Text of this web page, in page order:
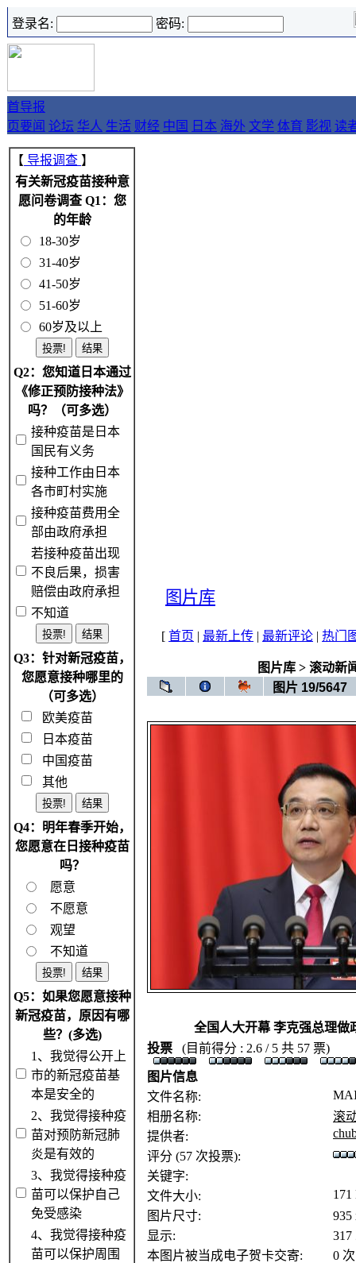
登录名: 密码:
首
页
导报
要闻 论坛 华人 生活 财经 中国 日本 海外 文学 体育 影视 读
【 导报调查 】
有关新冠疫苗接种意
愿问卷调查 Q1：您
的年龄
18-30岁
31-40岁
41-50岁
51-60岁
60岁及以上
Q2：您知道日本通过
《修正预防接种法》
吗？（可多选）
接种疫苗是日本
国民有义务
接种工作由日本
各市町村实施
接种疫苗费用全
部由政府承担
若接种疫苗出现
不良后果，损害
赔偿由政府承担
不知道
Q3：针对新冠疫苗，
您愿意接种哪里的
（可多选）
欧美疫苗
日本疫苗
中国疫苗
其他
Q4：明年春季开始，
您愿意在日接种疫苗
吗？
愿意
不愿意
观望
不知道
Q5：如果您愿意接种
新冠疫苗，原因有哪
些？(多选)
1、我觉得公开上
市的新冠疫苗基
本是安全的
2、我觉得接种疫
苗对预防新冠肺
炎是有效的
3、我觉得接种疫
苗可以保护自己
免受感染
4、我觉得接种疫
苗可以保护周围
图片库
[ 首页 | 最新上传 | 最新评论 | 热门
图片库> 滚动新
图片 19/5647
全国人大开幕 李克强总理做
投票
(目前得分 : 2.6 / 5 共 57 票)
图片信息
文件名称:
相册名称:
滚
提供者:
评分 (57 次投票):
关键字:
文件大小:
图片尺寸:
935
显示:
317
本图片被当成电子贺卡交寄:
0 次